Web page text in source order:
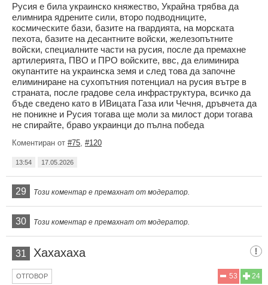
Русия е била украинско княжество, Украйна трябва да
елимнира ядрените сили, второ подводниците,
космическите бази, базите на гвардията, на морската
пехота, базите на десантните войски, железопътните
войски, специалните части на русия, после да премахне
артилерията, ПВО и ПРО войските, ввс, да елиминира
окупантите на украинска земя и след това да започне
елиминиране на сухопътния потенциал на русия вътре в
страната, после градове села инфраструктура, всичко да
бъде сведено като в ИВицата Газа или Чечня, дръвчета да
не поникне и Русия тогава ще моли за милост дори тогава
не спирайте, браво украинци до пълна победа
Коментиран от #75 #120
13:54 17.05.2026
29 Този коментар е премахнат от модератор.
30 Този коментар е премахнат от модератор.
31 Хахахаха
24
53
ОТГОВОР